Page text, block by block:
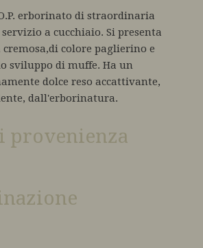
erborinato di straordinaria
a cucchiaio. Si presenta
cremosa,di colore paglierino e
sviluppo di muffe. Ha un
dolce reso accattivante,
dall'erborinatura.
provenienza